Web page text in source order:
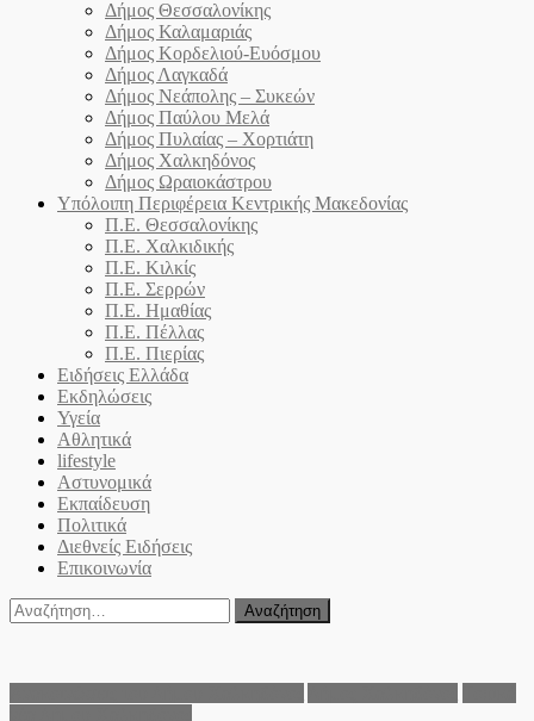
Δήμος Θεσσαλονίκης
Δήμος Καλαμαριάς
Δήμος Κορδελιού-Ευόσμου
Δήμος Λαγκαδά
Δήμος Νεάπολης – Συκεών
Δήμος Παύλου Μελά
Δήμος Πυλαίας – Χορτιάτη
Δήμος Χαλκηδόνος
Δήμος Ωραιοκάστρου
Υπόλοιπη Περιφέρεια Κεντρικής Μακεδονίας
Π.Ε. Θεσσαλονίκης
Π.Ε. Χαλκιδικής
Π.Ε. Κιλκίς
Π.Ε. Σερρών
Π.Ε. Ημαθίας
Π.Ε. Πέλλας
Π.Ε. Πιερίας
Ειδήσεις Ελλάδα
Εκδηλώσεις
Υγεία
Αθλητικά
lifestyle
Αστυνομικά
Εκπαίδευση
Πολιτικά
Διεθνείς Ειδήσεις
Επικοινωνία
Αναζήτηση
για: